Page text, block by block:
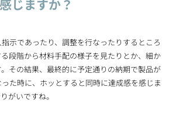
じますか？
示であったり、調整を行なったりするところ
段階から材料手配の様子を見たりとか、細か
その結果、最終的に予定通りの納期で製品が
た時に、ホッとすると同時に達成感を感じま
がいですね。